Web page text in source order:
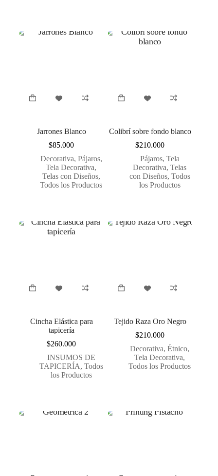
Jarrones Blanco
$85.000
Decorativa, Pájaros,
Tela Decorativa,
Telas con Diseños,
Todos los Productos
Colibrí sobre fondo blanco
$210.000
Pájaros, Tela
Decorativa,Telas
con Diseños, Todos
los Productos
Cincha Elástica para
tapicería
$260.000
INSUMOS DE
TAPICERÍA, Todos
los Productos
Tejido Raza Oro Negro
$210.000
Decorativa,Étnico,
Tela Decorativa,
Todos los Productos